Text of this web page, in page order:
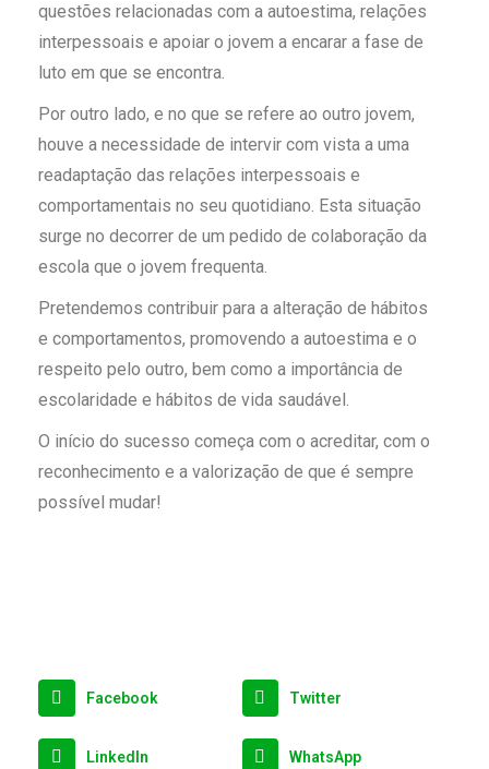
questões relacionadas com a autoestima, relações
interpessoais e apoiar o jovem a encarar a fase de
luto em que se encontra.
Por outro lado, e no que se refere ao outro jovem,
houve a necessidade de intervir com vista a uma
readaptação das relações interpessoais e
comportamentais no seu quotidiano. Esta situação
surge no decorrer de um pedido de colaboração da
escola que o jovem frequenta.
Pretendemos contribuir para a alteração de hábitos
e comportamentos, promovendo a autoestima e o
respeito pelo outro, bem como a importância de
escolaridade e hábitos de vida saudável.
O início do sucesso começa com o acreditar, com o
reconhecimento e a valorização de que é sempre
possível mudar!
Facebook Twitter
LinkedIn WhatsApp